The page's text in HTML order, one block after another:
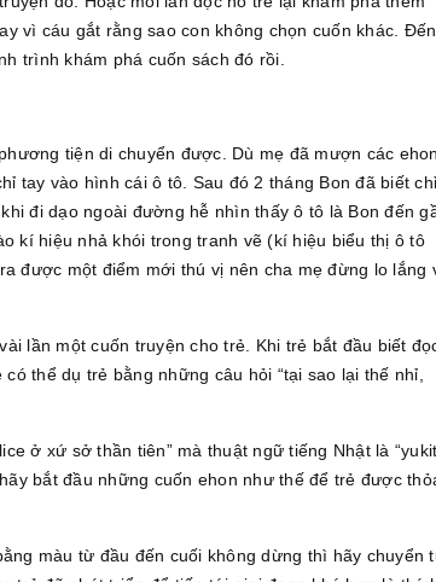
vì cáu gắt rằng sao con không chọn cuốn khác. Đến
trình khám phá cuốn sách đó rồi.
tiện di chuyển được. Dù mẹ đã mượn các ehon
tay vào hình cái ô tô. Sau đó 2 tháng Bon đã biết chỉ
đi dạo ngoài đường hễ nhìn thấy ô tô là Bon đến
kí hiệu nhả khói trong tranh vẽ (kí hiệu biểu thị ô tô
được một điểm mới thú vị nên cha mẹ đừng lo lắng
lần một cuốn truyện cho trẻ. Khi trẻ bắt đầu biết
thể dụ trẻ bằng những câu hỏi “tại sao lại thế nhỉ,
ở xứ sở thần tiên” mà thuật ngữ tiếng Nhật là
bắt đầu những cuốn ehon như thế để trẻ được
màu từ đầu đến cuối không dừng thì hãy chuyển